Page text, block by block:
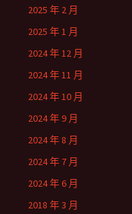
2025 年 2 月
2025 年 1 月
2024 年 12 月
2024 年 11 月
2024 年 10 月
2024 年 9 月
2024 年 8 月
2024 年 7 月
2024 年 6 月
2018 年 3 月